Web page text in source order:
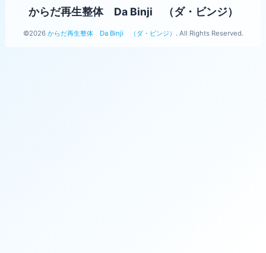
からだ再生整体 Da Binji （ダ・ビンジ）
©2026 からだ再生整体 Da Binji （ダ・ビンジ） . All Rights Reserved.